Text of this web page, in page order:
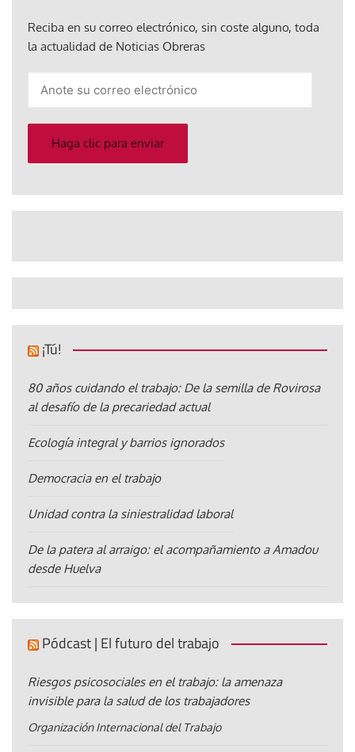
Reciba en su correo electrónico, sin coste alguno, toda
la actualidad de Noticias Obreras
electrónico
Haga clic para enviar
¡Tú!
80 años cuidando el trabajo: De la semilla de Rovirosa
al desafío de la precariedad actual
Ecología integral y barrios ignorados
Democracia en el trabajo
Unidad contra la siniestralidad laboral
De la patera al arraigo: el acompañamiento a Amadou
desde Huelva
Pódcast | El futuro del trabajo
Riesgos psicosociales en el trabajo: la amenaza
invisible para la salud de los trabajadores
Organización Internacional del Trabajo